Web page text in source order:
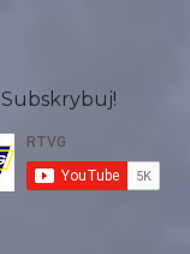
Subskrybuj!